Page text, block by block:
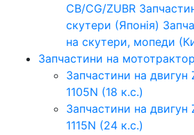
CB/CG/ZUBR
скутери (Японія)
на скутери, мопеди
Запчастини на мототрактор
Запчастини на двигун
1105N (18 к.с.)
Запчастини на двигун
1115N (24 к.с.)